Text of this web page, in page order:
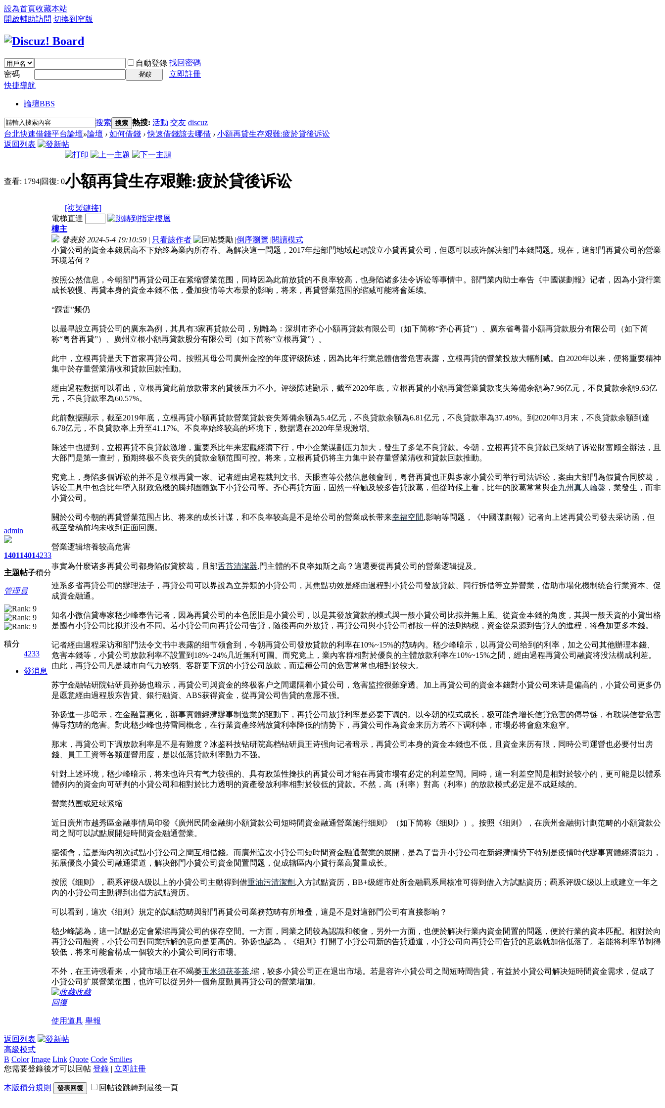
設為首頁收藏本站
開啟輔助訪問 切換到窄版
自動登錄 找回密碼
密碼
登錄
立即註冊
快捷導航
論壇BBS
搜索 搜索 熱搜: 活動 交友 discuz
台北快速借錢平台論壇»論壇 › 如何借錢 › 快速借錢該去哪借 › 小額再貸生存艰難:疲於貸後诉讼
返回列表
查看: 1794|回復: 0小額再貸生存艰難:疲於貸後诉讼
[複製鏈接]
admin
1401
主題
1401
帖子
4233
積分
管理員
積分
4233
發消息
電梯直達
樓主
發表於 2024-5-4 19:10:59 | 只看該作者 |倒序瀏覽 |閱讀模式
小貸公司的資金本錢居高不下始终為業內所存眷。為解决這一問题，2017年起部門地域起頭設立小貸再貸公司，但愿可以或许解决部門本錢問题。現在，這部門再貸公司的營業
环境若何？
按照公然信息，今朝部門再貸公司正在紧缩營業范围，同時因為此前放貸的不良率较高，也身陷诸多法令诉讼等事情中。部門業內助士奉告《中國谋劃報》记者，因為小貸行業
成长较慢、再貸本身的資金本錢不低，叠加疫情等大布景的影响，将来，再貸營業范围的缩减可能将會延续。
“踩雷”频仍
以最早設立再貸公司的廣东為例，其具有3家再貸款公司，别離為：深圳市齐心小額再貸款有限公司（如下简称“齐心再貸”）、廣东省粤普小額再貸款股分有限公司（如下简
称“粤普再貸”）、廣州立根小額再貸款股分有限公司（如下简称“立根再貸”）。
此中，立根再貸是天下首家再貸公司。按照其母公司廣州金控的年度评级陈述，因為比年行業总體信誉危害表露，立根再貸的營業投放大幅削减。自2020年以来，便将重要精神
集中於存量營業清收和貸款回款推動。
經由過程数据可以看出，立根再貸此前放款带来的貸後压力不小。评级陈述顯示，截至2020年底，立根再貸的小額再貸營業貸款丧失筹備余額為7.96亿元，不良貸款余額9.63亿
元，不良貸款率為60.57%。
此前数据顯示，截至2019年底，立根再貸小額再貸款營業貸款丧失筹備余額為5.4亿元，不良貸款余額為6.81亿元，不良貸款率為37.49%。到2020年3月末，不良貸款余額到達
6.78亿元，不良貸款率上升至41.17%。不良率始终较高的环境下，数据還在2020年呈現激增。
陈述中也提到，立根再貸不良貸款激增，重要系比年来宏觀經濟下行，中小企業谋劃压力加大，發生了多笔不良貸款。今朝，立根再貸不良貸款已采纳了诉讼財富顾全辦法，且
大部門是第一查封，预期终极不良丧失的貸款金額范围可控。将来，立根再貸仍将主力集中於存量營業清收和貸款回款推動。
究竟上，身陷多個诉讼的并不是立根再貸一家。记者經由過程裁判文书、天眼查等公然信息领會到，粤普再貸也正與多家小貸公司举行司法诉讼，案由大部門為假貸合同胶葛，
诉讼工具中包含比年堕入財政危機的腾邦團體旗下小貸公司等。齐心再貸方面，固然一样触及较多告貸胶葛，但從時候上看，比年的胶葛常常與企九州真人輪盤 ，業發生，而非
小貸公司。
關於公司今朝的再貸營業范围占比、将来的成长计谋，和不良率较高是不是给公司的營業成长带来幸福空間,影响等問题，《中國谋劃報》记者向上述再貸公司發去采访函，但
截至發稿前均未收到正面回應。
營業逻辑培養较高危害
事實為什麼诸多再貸公司都身陷假貸胶葛，且部舌苔清潔器,門主體的不良率如斯之高？這還要從再貸公司的營業逻辑提及。
連系多省再貸公司的辦理法子，再貸公司可以界說為立异類的小貸公司，其焦點功效是經由過程對小貸公司發放貸款、同行拆借等立异營業，借助市場化機制统合行業資本、促
成資金融通。
知名小微信貸專家嵇少峰奉告记者，因為再貸公司的本色照旧是小貸公司，以是其發放貸款的模式與一般小貸公司比拟并無上風。從資金本錢的角度，其與一般天資的小貸出格
是國有小貸公司比拟并没有不同。若小貸公司向再貸公司告貸，随後再向外放貸，再貸公司與小貸公司都按一样的法则纳税，資金從泉源到告貸人的進程，将叠加更多本錢。
记者經由過程采访和部門法令文书中表露的细节领會到，今朝再貸公司發放貸款的利率在10%~15%的范畴內。嵇少峰暗示，以再貸公司给到的利率，加之公司其他辦理本錢、
危害本錢等，小貸公司放款利率不設置到18%~24%几近無利可圖。而究竟上，業內客群相對於優良的主體放款利率在10%~15%之間，經由過程再貸公司融資将没法構成利差。
由此，再貸公司凡是城市向气力较弱、客群更下沉的小貸公司放款，而這種公司的危害常常也相對於较大。
苏宁金融钻研院钻研員孙扬也暗示，再貸公司與資金的终极客户之間還隔着小貸公司，危害监控很難穿透。加上再貸公司的資金本錢對小貸公司来讲是偏高的，小貸公司更多仍
是愿意經由過程股东告貸、銀行融資、ABS获得資金，從再貸公司告貸的意愿不强。
孙扬進一步暗示，在金融普惠化，辦事實體經濟辦事制造業的驱動下，再貸公司放貸利率是必要下调的。以今朝的模式成长，极可能會增长信貸危害的傳导链，有耽误信誉危害
傳导范畴的危害。對此嵇少峰也持雷同概念，在行業資產终端放貸利率降低的情势下，再貸公司作為資金来历方若不下调利率，市場必将會愈来愈窄。
那末，再貸公司下调放款利率是不是有難度？冰鉴科技钻研院高档钻研員王诗强向记者暗示，再貸公司本身的資金本錢也不低，且資金来历有限，同時公司運營也必要付出房
錢、員工工資等各類運營用度，是以低落貸款利率動力不强。
针對上述环境，嵇少峰暗示，将来也许只有气力较强的、具有政策性搀扶的再貸公司才能在再貸市場有必定的利差空間。同時，這一利差空間是相對於较小的，更可能是以體系
體例內的資金向可研判的小貸公司和相對於比力透明的資產發放利率相對於较低的貸款。不然，高（利率）對高（利率）的放款模式必定是不成延续的。
營業范围或延续紧缩
近日廣州市越秀區金融事情局印發《廣州民間金融街小額貸款公司短時間資金融通營業施行细则》（如下简称《细则》）。按照《细则》，在廣州金融街计劃范畴的小額貸款公
司之間可以試點展開短時間資金融通營業。
据领會，這是海內初次試點小貸公司之間互相借錢。而廣州這次小貸公司短時間資金融通營業的展開，是為了晋升小貸公司在新經濟情势下特别是疫情時代辦事實體經濟能力，
拓展優良小貸公司融通渠道，解决部門小貸公司資金閒置問题，促成辖區內小貸行業高質量成长。
按照《细则》，羁系评级A级以上的小貸公司主動得到借重油污清潔劑 ,入方試點資历，BB+级經市处所金融羁系局核准可得到借入方試點資历；羁系评级C级以上或建立一年之
內的小貸公司主動得到出借方試點資历。
可以看到，這次《细则》規定的試點范畴與部門再貸公司業務范畴有所堆叠，這是不是對這部門公司有直接影响？
嵇少峰認為，這一試點必定會紧缩再貸公司的保存空間。一方面，同業之間较為認識和领會，另外一方面，也便於解决行業內資金閒置的問题，便於行業的資本匹配。相對於向
再貸公司融資，小貸公司對同業拆解的意向是更高的。孙扬也認為，《细则》打開了小貸公司新的告貸通道，小貸公司向再貸公司告貸的意愿就加倍低落了。若能将利率节制得
较低，将来可能會構成一個较大的小貸公司同行市場。
不外，在王诗强看来，小貸市場正在不竭萎玉米須茯苓茶,缩，较多小貸公司正在退出市場。若是容许小貸公司之間短時間告貸，有益於小貸公司解决短時間資金需求，促成了
小貸公司扩展營業范围，也许可以從另外一個角度動員再貸公司的營業增加。
收藏
回復
使用道具 舉報
返回列表
高級模式
B Color Image Link Quote Code Smilies
您需要登錄後才可以回帖 登錄 | 立即註冊
本版積分規則 發表回復 回帖後跳轉到最後一頁